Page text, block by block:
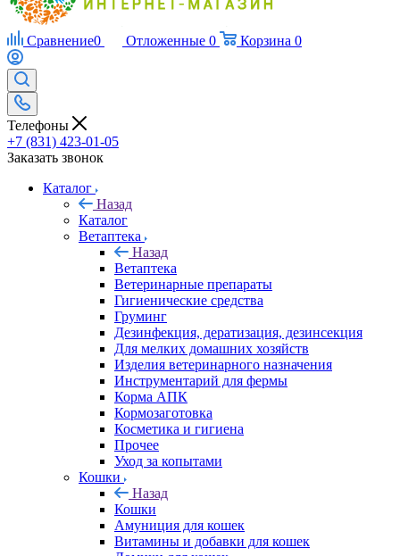
Сравнение0 Отложенные 0 Корзина 0
Телефоны
+7 (831) 423-01-05
Заказать звонок
Каталог
Назад
Каталог
Ветаптека
Назад
Ветаптека
Ветеринарные препараты
Гигиенические средства
Груминг
Дезинфекция, дератизация, дезинсекция
Для мелких домашних хозяйств
Изделия ветеринарного назначения
Инструментарий для фермы
Корма АПК
Кормозаготовка
Косметика и гигиена
Прочее
Уход за копытами
Кошки
Назад
Кошки
Амуниция для кошек
Витамины и добавки для кошек